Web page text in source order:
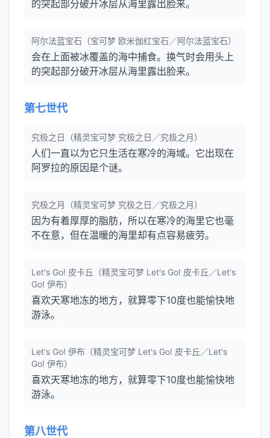
的突起部分破开冰层从海里露出脸来。
阿尔法蓝宝石（宝可梦 欧米伽红宝石／阿尔法蓝宝石）
会在上面被冰覆盖的海中捕食。换气时会用头上
的突起部分破开冰层从海里露出脸来。
第七世代
究极之日（精灵宝可梦 究极之日／究极之月）
人们一直以为它只生活在寒冷的海域。它出现在
阿罗拉的原因是个谜。
究极之月（精灵宝可梦 究极之日／究极之月）
因为有着厚厚的脂肪，所以在寒冷的海里它也毫
不在意，但在温暖的海里却有点容易疲劳。
Let's Go! 皮卡丘（精灵宝可梦 Let's Go! 皮卡丘／Let's
Go! 伊布）
喜欢天寒地冻的地方，就算零下10度也能愉快地
游泳。
Let's Go! 伊布（精灵宝可梦 Let's Go! 皮卡丘／Let's
Go! 伊布）
喜欢天寒地冻的地方，就算零下10度也能愉快地
游泳。
第八世代